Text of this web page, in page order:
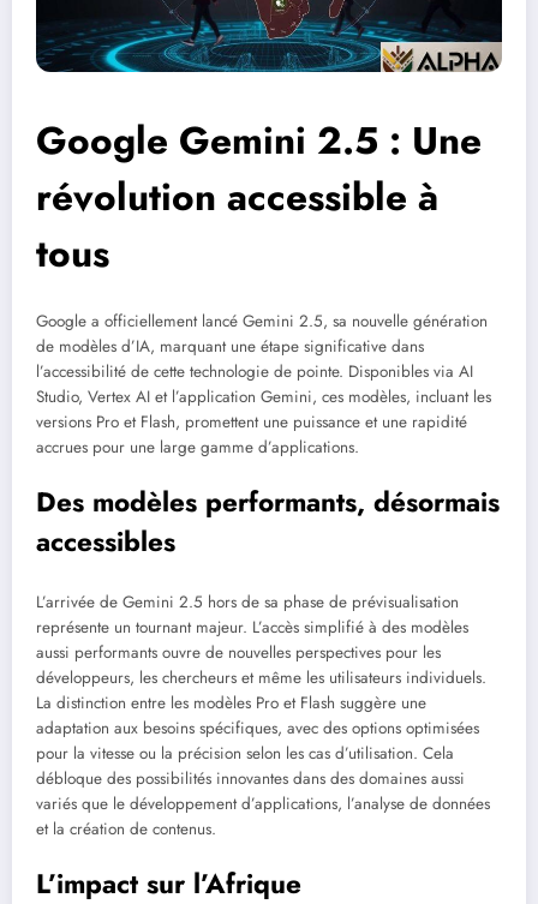
Google Gemini 2.5 : Une
révolution accessible à
tous
Google a officiellement lancé Gemini 2.5, sa nouvelle génération
de modèles d’IA, marquant une étape significative dans
l’accessibilité de cette technologie de pointe. Disponibles via AI
Studio, Vertex AI et l’application Gemini, ces modèles, incluant les
versions Pro et Flash, promettent une puissance et une rapidité
accrues pour une large gamme d’applications.
Des modèles performants, désormais
accessibles
L’arrivée de Gemini 2.5 hors de sa phase de prévisualisation
représente un tournant majeur. L’accès simplifié à des modèles
aussi performants ouvre de nouvelles perspectives pour les
développeurs, les chercheurs et même les utilisateurs individuels.
La distinction entre les modèles Pro et Flash suggère une
adaptation aux besoins spécifiques, avec des options optimisées
pour la vitesse ou la précision selon les cas d’utilisation. Cela
débloque des possibilités innovantes dans des domaines aussi
variés que le développement d’applications, l’analyse de données
et la création de contenus.
L’impact sur l’Afrique